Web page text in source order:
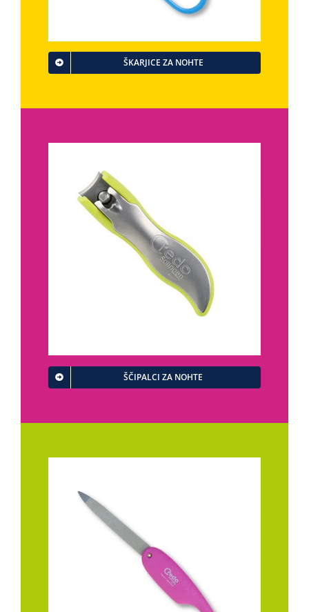
ŠKARJICE ZA NOHTE
ŠČIPALCI ZA NOHTE